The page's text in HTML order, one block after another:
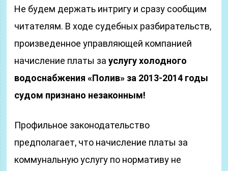
Не будем держать интригу и сразу сообщим
читателям. В ходе судебных разбирательств,
произведенное управляющей компанией
начисление платы зауслугу холодного
водоснабжения «Полив» за 2013-2014 годы
судом признано незаконным!
Профильное законодательство
предполагает, что начисление платы за
коммунальную услугу по нормативу не